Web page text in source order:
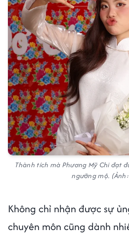
Thành tích mà Phương Mỹ Chi đạt
ngưỡng mộ. (Ảnh:
Không chỉ nhận được sự
chuyên môn cũng dành